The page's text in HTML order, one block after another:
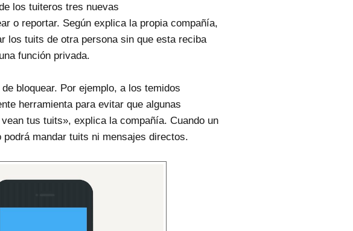
los tuiteros tres nuevas
o reportar. Según explica la propia compañía,
los tuits de otra persona sin que esta reciba
función privada.
bloquear. Por ejemplo, a los temidos
herramienta para evitar que algunas
tus tuits», explica la compañía. Cuando un
podrá mandar tuits ni mensajes directos.